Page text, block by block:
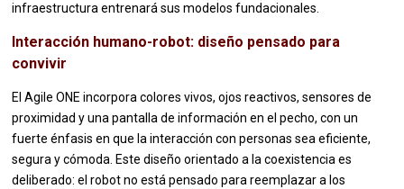
infraestructura entrenará sus modelos fundacionales.
Interacción humano-robot: diseño pensado para
convivir
El Agile ONE incorpora colores vivos, ojos reactivos, sensores de
proximidad y una pantalla de información en el pecho, con un
fuerte énfasis en que la interacción con personas sea eficiente,
segura y cómoda. Este diseño orientado a la coexistencia es
deliberado: el robot no está pensado para reemplazar a los